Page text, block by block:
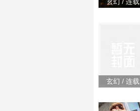
玄幻 / 连载